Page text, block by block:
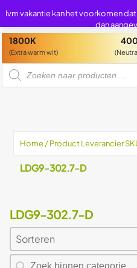
1800K
(Extra warm wit)
P
d
Home/ Product Leverancier
LDG9-302.7-D
LDG9-302.7-D
Sorteren
Sort content
Zoeken naar producten
Search content
Ivm vakantie kan het voorkomen
dan